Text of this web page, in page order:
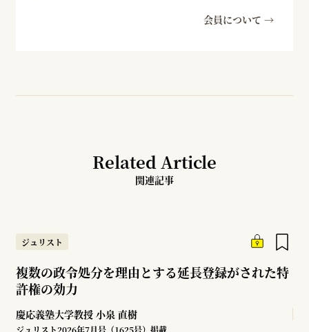
会員について →
Related Article
関連記事
ジュリスト
複数の政令処分を理由とする延長登録がされた特
許権の効力
慶応義塾大学教授 小泉 直樹
ジュリスト2026年7月号（1625号）掲載